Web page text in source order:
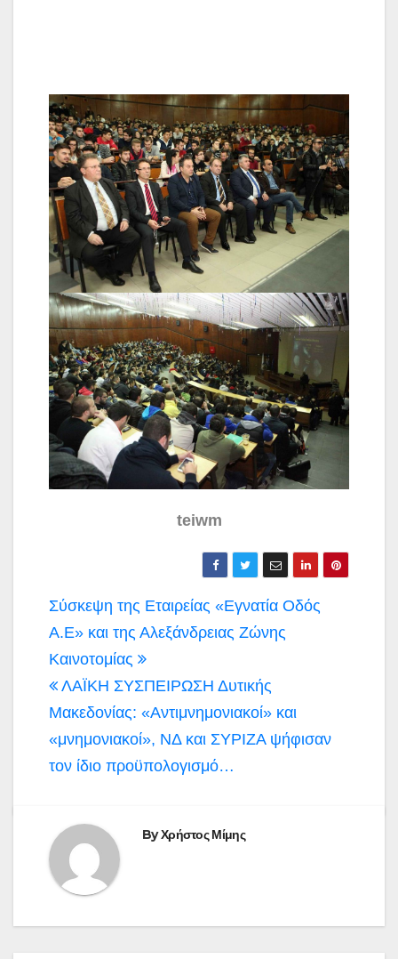
teiwm
Πλοήγηση
άρθρων
Σύσκεψη της Εταιρείας «Εγνατία Οδός
Α.Ε» και της Αλεξάνδρειας Ζώνης
Καινοτομίας
ΛΑΪΚΗ ΣΥΣΠΕΙΡΩΣΗ Δυτικής
Μακεδονίας: «Αντιμνημονιακοί» και
«μνημονιακοί», ΝΔ και ΣΥΡΙΖΑ ψήφισαν
τον ίδιο προϋπολογισμό…
ByΧρήστος Μίμης